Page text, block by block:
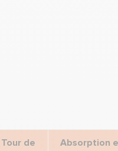
Tour de
Absorption